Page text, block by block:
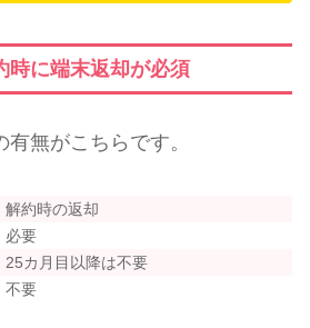
に端末返却が必須
無がこちらです。
解約時の返却
必要
25カ月目以降は不要
不要